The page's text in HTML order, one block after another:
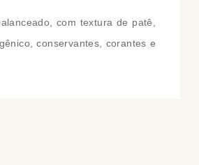
com textura de patê,
conservantes, corantes e